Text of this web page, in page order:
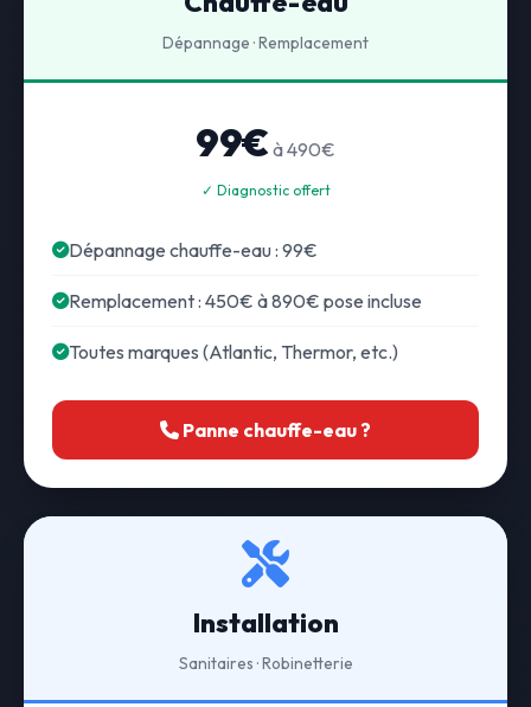
Dépannage · Remplacement
99€ à 490€
✓ Diagnostic offert
Dépannage chauffe-eau : 99€
Remplacement : 450€ à 890€ pose incluse
Toutes marques (Atlantic, Thermor, etc.)
Panne chauffe-eau ?
Installation
Sanitaires · Robinetterie